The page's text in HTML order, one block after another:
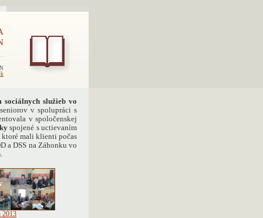
sociálnych služieb vo
v spolupráci s
v spoločenskej
spojené s uctievaním
ktoré mali klienti počas
a DSS na Záhonku vo
.
2013